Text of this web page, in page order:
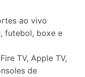
ao vivo
futebol, boxe e
TV, Apple TV,
de